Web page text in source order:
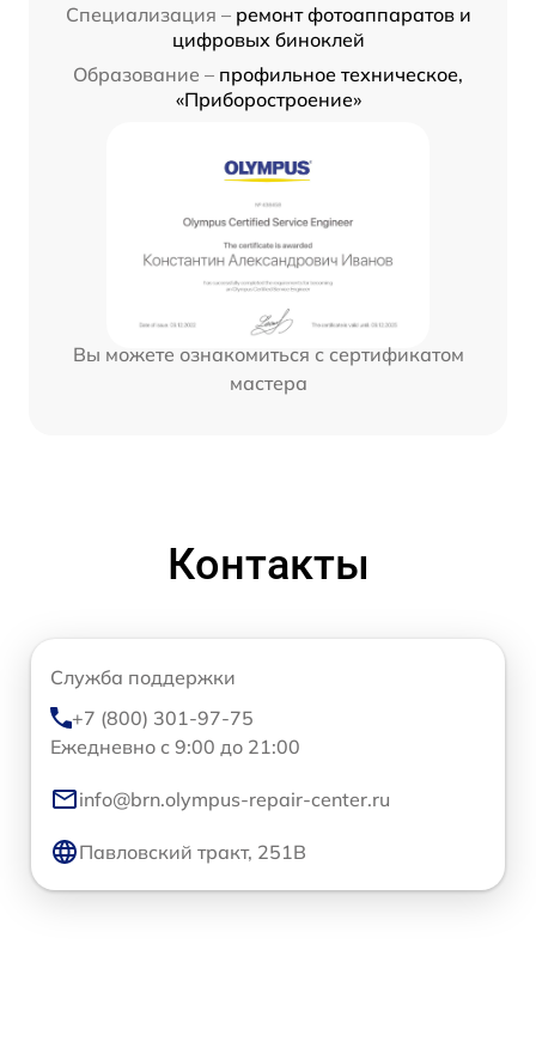
Специализация – ремонт фотоаппаратов и
цифровых биноклей
Образование – профильное техническое,
«Приборостроение»
Вы можете ознакомиться с сертификатом
мастера
Контакты
Служба поддержки
+7 (800) 301-97-75
Ежедневно с 9:00 до 21:00
info@brn.olympus-repair-center.ru
Павловский тракт, 251В